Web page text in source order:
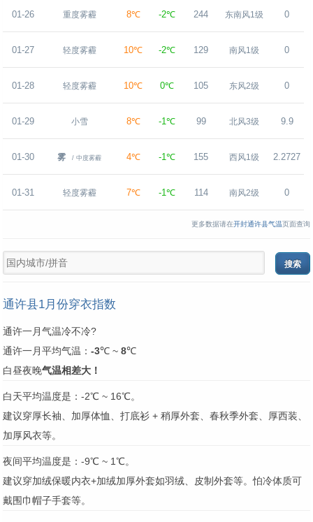
01-26 重度雾霾 8℃ -2℃ 244 东南风1级 0
01-27 轻度雾霾 10℃ -2℃ 129 南风1级 0
01-28 轻度雾霾 10℃ 0℃ 105 东风2级 0
01-29 小雪 8℃ -1℃ 99 北风3级 9.9
01-30 雾 / 中度雾霾 4℃ -1℃ 155 西风1级 2.2727
01-31 轻度雾霾 7℃ -1℃ 114 南风2级 0
更多数据请在开封通许县气温页面查询
通许县1月份穿衣指数
通许一月气温冷不冷?
通许一月平均气温： -3℃ ~ 8℃
白昼夜晚气温相差大！
白天平均温度是：-2℃ ~ 16℃。
建议穿厚长袖、加厚体恤、打底衫 + 稍厚外套、春秋季外套、厚西装、
加厚风衣等。
夜间平均温度是：-9℃ ~ 1℃。
建议穿加绒保暖内衣+加绒加厚外套如羽绒、皮制外套等。怕冷体质可
戴围巾帽子手套等。